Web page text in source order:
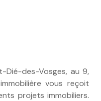
des-Vosges, au 9,
vous reçoit
projets immobiliers.